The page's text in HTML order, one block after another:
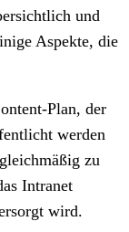
und
Aspekte, die
Plan, der
werden
zu
Intranet
wird.